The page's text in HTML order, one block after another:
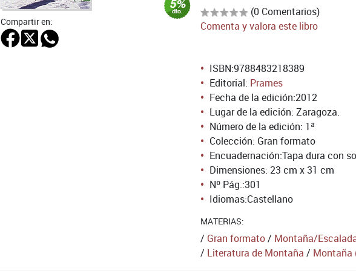
Compartir en:
(0 Comentarios)
Comenta y valora este libro
ISBN:9788483218389
Editorial: Prames
Fecha de la edición:2012
Lugar de la edición: Zaragoza.
Número de la edición: 1ª
Colección: Gran formato
Encuadernación:Tapa dura con
Dimensiones: 23 cm x 31 cm
Nº Pág.:301
Idiomas:Castellano
MATERIAS:
/ Gran formato/ Montaña/
/ Literatura de Montaña / Montaña